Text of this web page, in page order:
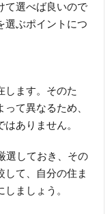
て選べば良いので
選ぶポイントにつ
します。そのた
て異なるため、
ありません。
選しておき、その
して、自分の住ま
ましょう。